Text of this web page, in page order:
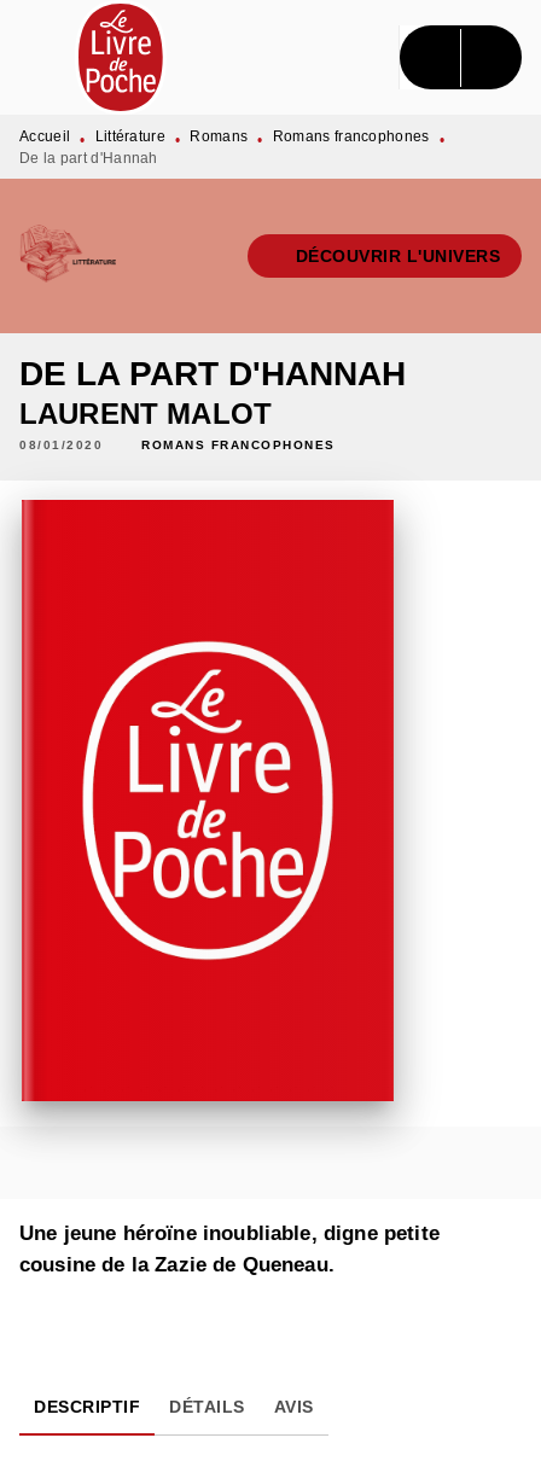
MENU RECHERCHE CONTENU
PIED DE PAGE
Accueil • Littérature • Romans • Romans francophones
•
De la part d'Hannah
DÉCOUVRIR L'UNIVERS
DE LA PART D'HANNAH
LAURENT MALOT
08/01/2020 ROMANS FRANCOPHONES
Une jeune héroïne inoubliable, digne petite
cousine de la Zazie de Queneau.
DESCRIPTIF DÉTAILS AVIS